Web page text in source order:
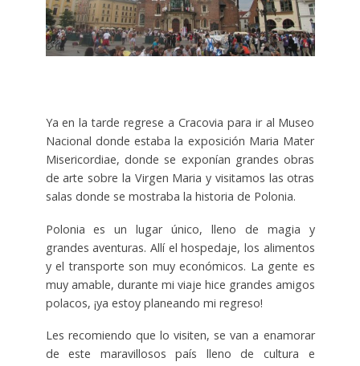
Ya en la tarde regrese a Cracovia para ir al Museo
Nacional donde estaba la exposición Maria Mater
Misericordiae, donde se exponían grandes obras
de arte sobre la Virgen Maria y visitamos las otras
salas donde se mostraba la historia de Polonia.
Polonia es un lugar único, lleno de magia y
grandes aventuras. Allí el hospedaje, los alimentos
y el transporte son muy económicos. La gente es
muy amable, durante mi viaje hice grandes amigos
polacos, ¡ya estoy planeando mi regreso!
Les recomiendo que lo visiten, se van a enamorar
de este maravillosos país lleno de cultura e